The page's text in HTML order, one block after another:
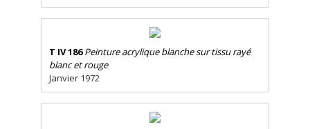
T IV 186 Peinture acrylique blanche sur tissu rayé
blanc et rouge
Janvier 1972